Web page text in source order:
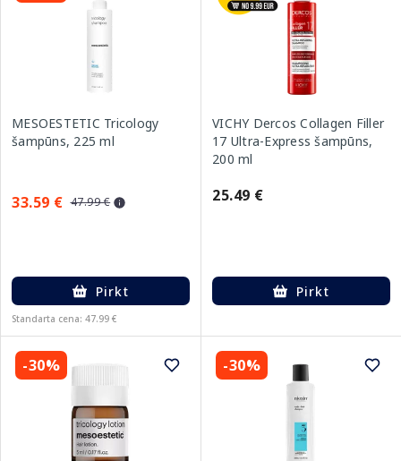
MESOESTETIC Tricology
šampūns, 225 ml
33.59 € 47.99 €
Pirkt
Standarta cena: 47.99 €
VICHY Dercos Collagen Filler
17 Ultra-Express šampūns,
200 ml
25.49 €
Pirkt
-30% -30%